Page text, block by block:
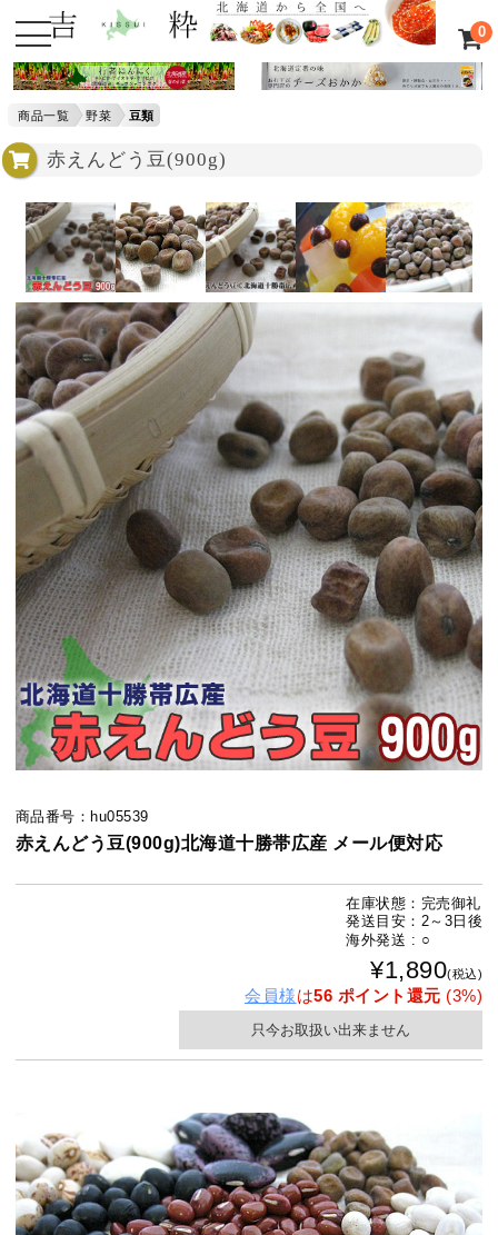
0
商品一覧 野菜 豆類
赤えんどう豆(900g)
商品番号：hu05539
赤えんどう豆(900g)北海道十勝帯広産 メール便対応
在庫状態：完売御礼
発送目安：2～3日後
海外発送 : ○
¥1,890(税込)
会員様は56 ポイント還元 (3%)
只今お取扱い出来ません